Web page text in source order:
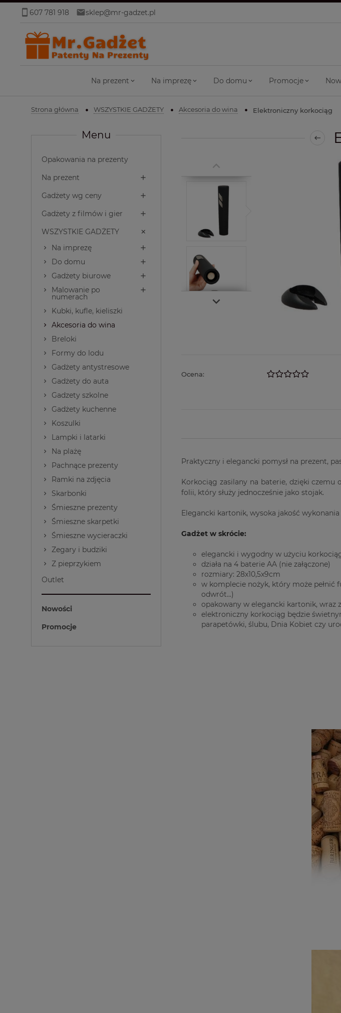
607 781 918 sklep@mr-gadzet.pl
Na prezent Na imprezę Do domu Promocje
Strona główna WSZYSTKIE GADŻETY Akcesoria do wina Elektroniczny korkociąg
Menu
Opakowania na prezenty
Na prezent
Gadżety wg ceny
Gadżety z filmów i gier
WSZYSTKIE GADŻETY
Na imprezę
Do domu
Gadżety biurowe
Malowanie po
numerach
Kubki, kufle, kieliszki
Akcesoria do wina
Breloki
Formy do lodu
Gadżety antystresowe
Gadżety do auta
Gadzety szkolne
Gadżety kuchenne
Koszulki
Lampki i latarki
Na plażę
Pachnące prezenty
Ramki na zdjęcia
Skarbonki
Śmieszne prezenty
Śmieszne skarpetki
Śmieszne wycieraczki
Zegary i budziki
Z pieprzykiem
Outlet
Nowości
Promocje
Ocena:
Praktyczny i elegancki pomysł na prezent,
Korkociąg zasilany na baterie, dzięki
folii, który służy jednocześnie jako stojak.
Elegancki kartonik, wysoka jakość
Gadżet w skrócie:
elegancki i wygodny w użyciu
działa na 4 baterie AA (nie załączone)
rozmiary: 28x10,5x9cm
w komplecie nożyk, który może pełnić
odwrót...)
opakowany w elegancki kartonik, wraz
elektroniczny korkociąg będzie
parapetówki, ślubu, Dnia Kobiet czy